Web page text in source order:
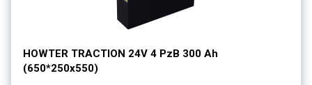
HOWTER TRACTION 24V 4 PzB 300 Ah
(650*250х550)